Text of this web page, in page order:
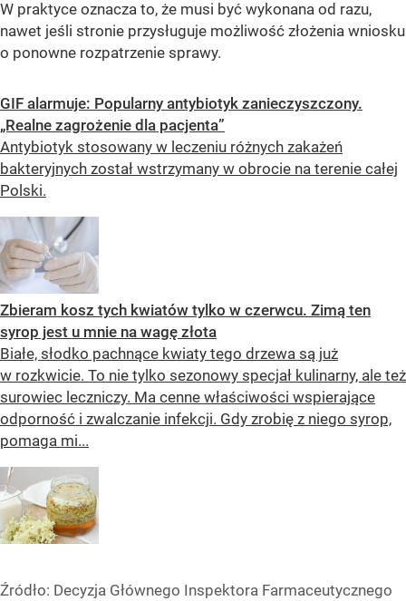
W praktyce oznacza to, że musi być wykonana od razu,
nawet jeśli stronie przysługuje możliwość złożenia wniosku
o ponowne rozpatrzenie sprawy.
GIF alarmuje: Popularny antybiotyk zanieczyszczony.
„Realne zagrożenie dla pacjenta”
Antybiotyk stosowany w leczeniu różnych zakażeń
bakteryjnych został wstrzymany w obrocie na terenie całej
Polski.
Zbieram kosz tych kwiatów tylko w czerwcu. Zimą ten
syrop jest u mnie na wagę złota
Białe, słodko pachnące kwiaty tego drzewa są już
w rozkwicie. To nie tylko sezonowy specjał kulinarny, ale też
surowiec leczniczy. Ma cenne właściwości wspierające
odporność i zwalczanie infekcji. Gdy zrobię z niego syrop,
pomaga mi...
Źródło: Decyzja Głównego Inspektora Farmaceutycznego